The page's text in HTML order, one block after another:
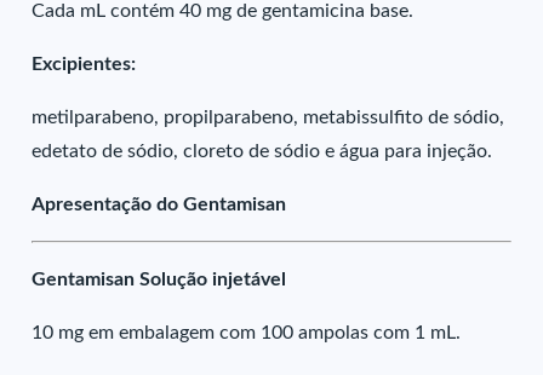
Cada mL contém 40 mg de gentamicina base.
Excipientes:
metilparabeno, propilparabeno, metabissulfito de sódio,
edetato de sódio, cloreto de sódio e água para injeção.
Apresentação do Gentamisan
Gentamisan Solução injetável
10 mg em embalagem com 100 ampolas com 1 mL.